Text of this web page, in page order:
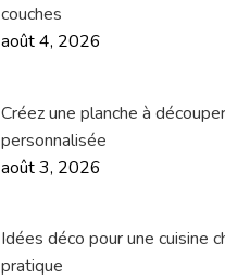
couches
août 4, 2026
Créez une planche à
personnalisée
août 3, 2026
Idées déco pour une cuisine
pratique